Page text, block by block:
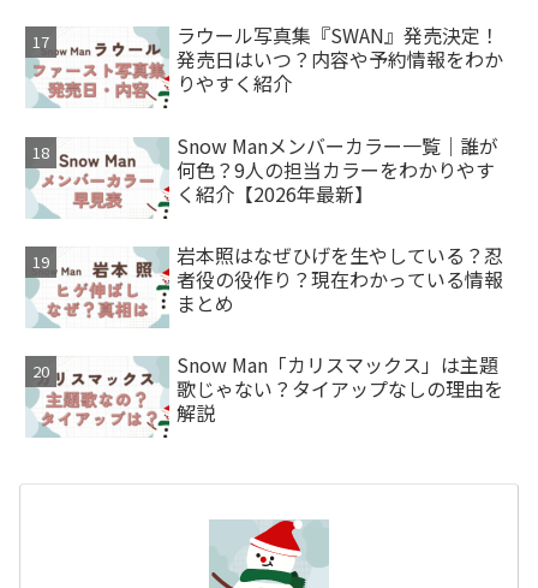
ラウール写真集『SWAN』発売決定！
発売日はいつ？内容や予約情報をわか
りやすく紹介
Snow Manメンバーカラー一覧｜誰が
何色？9人の担当カラーをわかりやす
く紹介【2026年最新】
岩本照はなぜひげを生やしている？忍
者役の役作り？現在わかっている情報
まとめ
Snow Man「カリスマックス」は主題
歌じゃない？タイアップなしの理由を
解説